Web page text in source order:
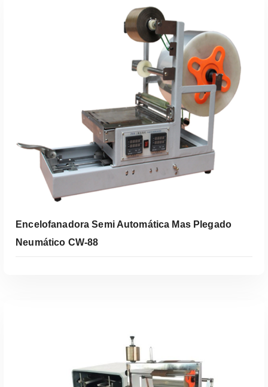
Leer Más
Encelofanadora Semi Automática Mas Plegado
Neumático CW-88